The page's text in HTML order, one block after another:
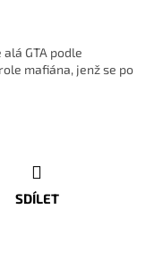
GTA podle
mafiána, jenž se po
SDÍLET